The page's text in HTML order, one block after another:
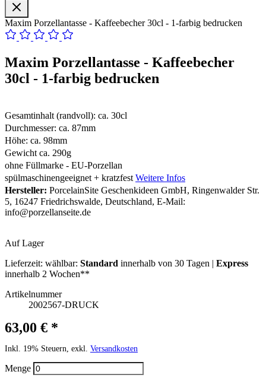
Maxim Porzellantasse - Kaffeebecher 30cl - 1-farbig bedrucken
Maxim Porzellantasse - Kaffeebecher
30cl - 1-farbig bedrucken
Gesamtinhalt (randvoll): ca. 30cl
Durchmesser: ca. 87mm
Höhe: ca. 98mm
Gewicht ca. 290g
ohne Füllmarke - EU-Porzellan
spülmaschinengeeignet + kratzfest Weitere Infos
Hersteller: PorcelainSite Geschenkideen GmbH, Ringenwalder Str.
5, 16247 Friedrichswalde, Deutschland, E-Mail:
info@porzellanseite.de
Auf Lager
Lieferzeit: wählbar: Standard innerhalb von 30 Tagen | Express
innerhalb 2 Wochen**
Artikelnummer
2002567-DRUCK
63,00 € *
Inkl. 19% Steuern, exkl. Versandkosten
Menge